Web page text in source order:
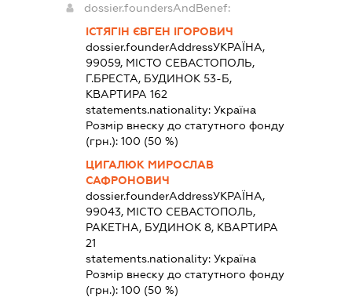
dossier.foundersAndBenef:
ІСТЯГІН ЄВГЕН ІГОРОВИЧ
dossier.founderAddressУКРАЇНА,
99059, МІСТО СЕВАСТОПОЛЬ,
Г.БРЕСТА, БУДИНОК 53-Б,
КВАРТИРА 162
statements.nationality:Україна
Розмір внеску до статутного фонду
(грн.):100 (50 %)
ЦИГАЛЮК МИРОСЛАВ
САФРОНОВИЧ
dossier.founderAddressУКРАЇНА,
99043, МІСТО СЕВАСТОПОЛЬ,
РАКЕТНА, БУДИНОК 8, КВАРТИРА
21
statements.nationality:Україна
Розмір внеску до статутного фонду
(грн.):100 (50 %)